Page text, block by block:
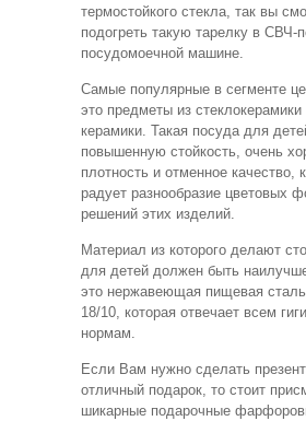
термостойкого стекла, так вы
подогреть такую тарелку в СВЧ-
посудомоечной машине.
Самые популярные в сегменте
это предметы из
керамики. Такая посуда для
повышенную стойкость, очень
плотность и отменное качество,
радует разнообразие цветовых
решений этих изделий.
Материал из которого делают
для детей должен быть
это нержавеющая пищевая
18/10, которая отвечает всем
нормам.
Если Вам нужно сделать
отличный подарок, то стоит
шикарные подарочные